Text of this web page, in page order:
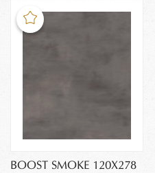
BOOST SMOKE 120X278